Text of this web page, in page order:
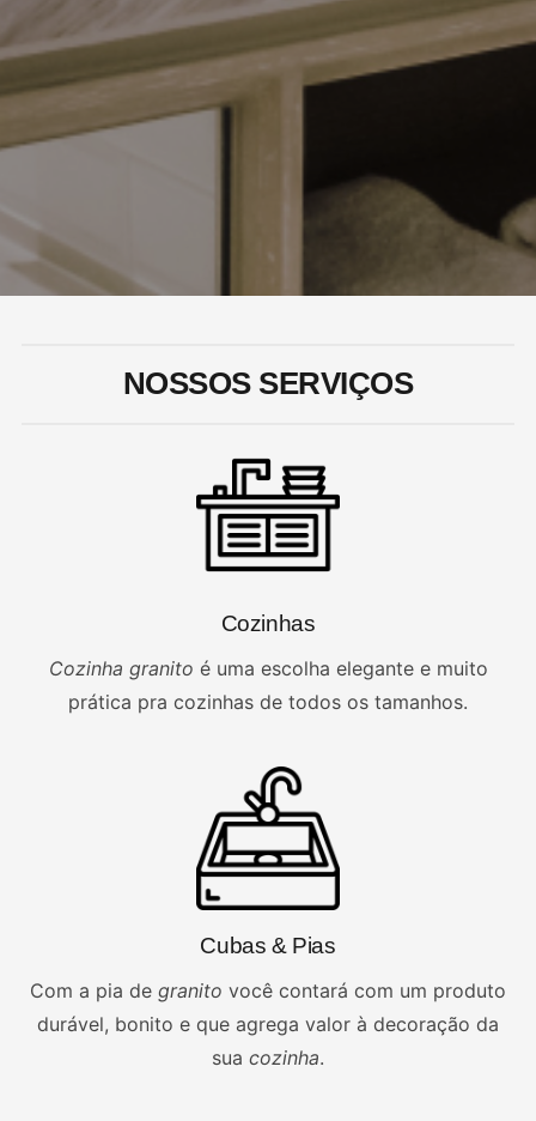
NOSSOS SERVIÇOS
Cozinhas
Cozinha granito é uma escolha elegante e muito
prática pra cozinhas de todos os tamanhos.
Cubas & Pias
Com a pia de granito você contará com um produto
durável, bonito e que agrega valor à decoração da
sua cozinha.